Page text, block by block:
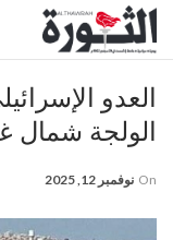
العدو
الولجة
On نوفمبر 12, 2025